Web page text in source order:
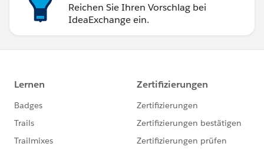
Reichen Sie Ihren Vorschlag bei
IdeaExchange ein.